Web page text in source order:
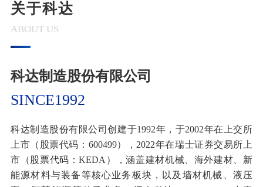
关于科达
ABOUT US
科达制造股份有限公司
SINCE1992
科达制造股份有限公司创建于1992年，于2002年在上交所
上市（股票代码：600499），2022年在瑞士证券交易所上
市（股票代码：KEDA），涵盖建材机械、海外建材、新
能源材料与装备等核心业务板块，以及墙材机械、液压